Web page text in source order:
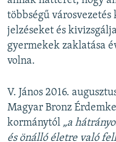
többségű városvezetés
jelzéseket és
gyermekek zaklatása
volna.
V. János 2016.
Magyar Bronz
kormánytól „a
és önálló életre való